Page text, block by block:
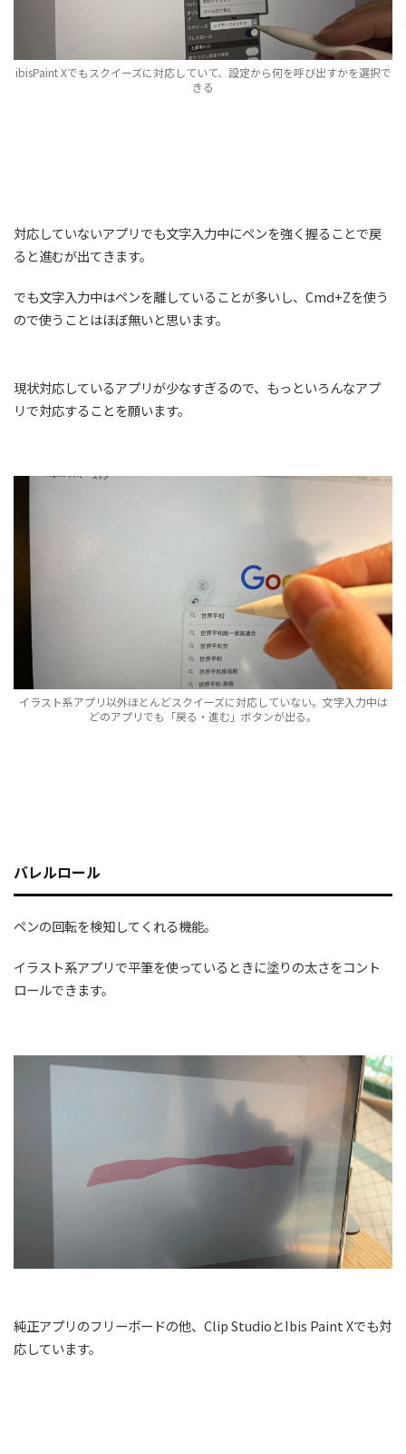
ibisPaint Xでもスクイーズに対応していて、設定から何を呼び出すかを選択で
きる
対応していないアプリでも文字入力中にペンを強く握ることで戻
ると進むが出てきます。
でも文字入力中はペンを離していることが多いし、Cmd+Zを使う
ので使うことはほぼ無いと思います。
現状対応しているアプリが少なすぎるので、もっといろんなアプ
リで対応することを願います。
イラスト系アプリ以外ほとんどスクイーズに対応していない。文字入力中は
どのアプリでも「戻る・進む」ボタンが出る。
バレルロール
ペンの回転を検知してくれる機能。
イラスト系アプリで平筆を使っているときに塗りの太さをコント
ロールできます。
純正アプリのフリーボードの他、Clip StudioとIbis Paint Xでも対
応しています。